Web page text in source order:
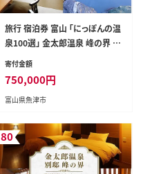
旅行 宿泊券 富山 「にっぽんの温
泉100選」 金太郎温泉 峰の界 露
天風呂付 和モダン和洋室 3泊6
北陸 温泉 富山県 ※北海道・沖
縄・離島への配送不可
寄付金額
750,000円
富山県魚津市
80